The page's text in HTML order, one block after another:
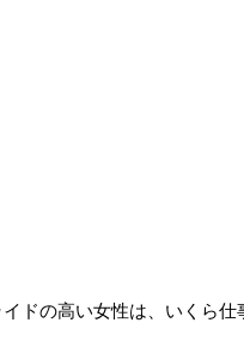
の高い女性は、いくら仕